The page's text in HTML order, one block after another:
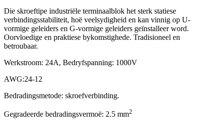
Die skroeftipe industriële terminaalblok het sterk statiese
verbindingsstabiliteit, hoë veelsydigheid en kan vinnig op U-
vormige geleiders en G-vormige geleiders geïnstalleer word.
Oorvloedige en praktiese bykomstighede. Tradisioneel en
betroubaar.
Werkstroom: 24A, Bedryfspanning: 1000V
AWG:24-12
Bedradingsmetode: skroefverbinding.
Gegradeerde bedradingsvermoë: 2.5 mm2